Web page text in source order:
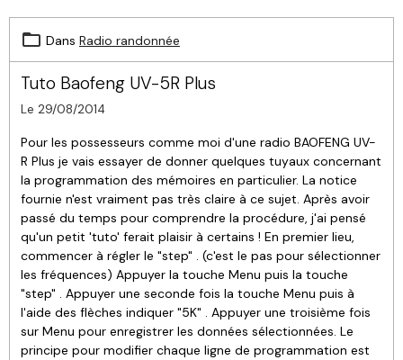
Dans Radio randonnée
Tuto Baofeng UV-5R Plus
Le 29/08/2014
Pour les possesseurs comme moi d'une radio BAOFENG UV-
R Plus je vais essayer de donner quelques tuyaux concernant
la programmation des mémoires en particulier. La notice
fournie n'est vraiment pas très claire à ce sujet. Après avoir
passé du temps pour comprendre la procédure, j'ai pensé
qu'un petit 'tuto' ferait plaisir à certains ! En premier lieu,
commencer à régler le "step" . (c'est le pas pour sélectionner
les fréquences) Appuyer la touche Menu puis la touche
"step" . Appuyer une seconde fois la touche Menu puis à
l'aide des flèches indiquer "5K" . Appuyer une troisième fois
sur Menu pour enregistrer les données sélectionnées. Le
principe pour modifier chaque ligne de programmation est